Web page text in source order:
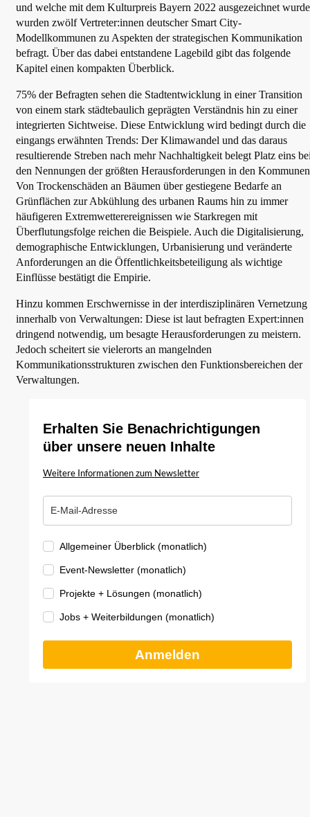
und welche mit dem Kulturpreis Bayern 2022 ausgezeichnet
wurden zwölf Vertreter:innen deutscher Smart City-
Modellkommunen zu Aspekten der strategischen Kommunikation
befragt. Über das dabei entstandene Lagebild gibt das folgende
Kapitel einen kompakten Überblick.
75% der Befragten sehen die Stadtentwicklung in einer Transition
von einem stark städtebaulich geprägten Verständnis hin zu einer
integrierten Sichtweise. Diese Entwicklung wird bedingt durch die
eingangs erwähnten Trends: Der Klimawandel und das daraus
resultierende Streben nach mehr Nachhaltigkeit belegt Platz eins
den Nennungen der größten Herausforderungen in den
Von Trockenschäden an Bäumen über gestiegene Bedarfe an
Grünflächen zur Abkühlung des urbanen Raums hin zu immer
häufigeren Extremwetterereignissen wie Starkregen mit
Überflutungsfolge reichen die Beispiele. Auch die Digitalisierung,
demographische Entwicklungen, Urbanisierung und veränderte
Anforderungen an die Öffentlichkeitsbeteiligung als wichtige
Einflüsse bestätigt die Empirie.
Hinzu kommen Erschwernisse in der interdisziplinären Vernetzung
innerhalb von Verwaltungen: Diese ist laut befragten Expert:innen
dringend notwendig, um besagte Herausforderungen zu meistern.
Jedoch scheitert sie vielerorts an mangelnden
Kommunikationsstrukturen zwischen den Funktionsbereichen der
Verwaltungen.
Erhalten Sie Benachrichtigungen
über unsere neuen Inhalte
Weitere Informationen zum Newsletter
Allgemeiner Überblick (monatlich)
Event-Newsletter (monatlich)
Projekte + Lösungen (monatlich)
Jobs + Weiterbildungen (monatlich)
Anmelden